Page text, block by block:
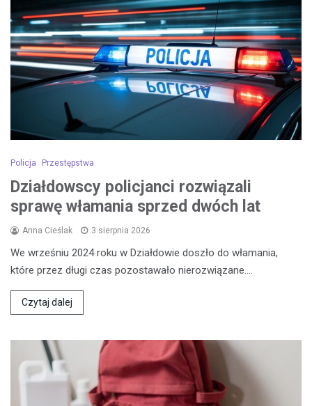
Policja Przestępstwa
Działdowscy policjanci rozwiązali
sprawę włamania sprzed dwóch lat
Anna Cieślak 3 sierpnia 2026
We wrześniu 2024 roku w Działdowie doszło do włamania,
które przez długi czas pozostawało nierozwiązane.…
Czytaj dalej